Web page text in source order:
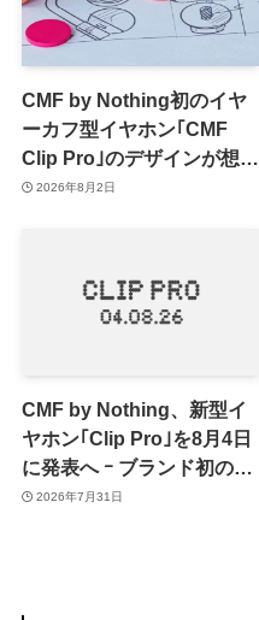
CMF by Nothing初のイヤ
ーカフ型イヤホン｢CMF
Clip Pro｣のデザインが想像
出来るティザー画像公開
2026年8月2日
CMF by Nothing、新型イ
ヤホン｢Clip Pro｣を8月4日
に発表へ ｰ ブランド初のイ
ヤーカフ型か
2026年7月31日